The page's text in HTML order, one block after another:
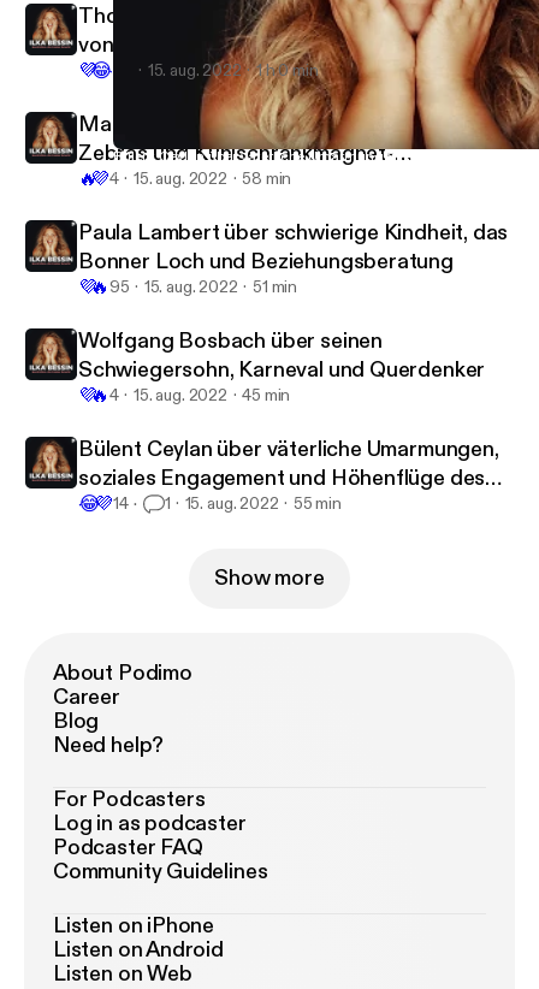
Bülent Ceylan über väterliche Umarmungen, soziales
Geschichten, die (k)einer braucht mit Ilka Bessin
Thomas Rath über Leggins, Mode in Zeiten
von Corona und Holiday on Ice-Kostüme
💜😂 15. aug. 2022 1 h 0 min
Markus Krebs über Pizza-Taxis, geklaute
Zebras und Kühlschrankmagnet-
Sammlungen
🔥💜4 15. aug. 2022 58 min
Paula Lambert über schwierige Kindheit, das
Bonner Loch und Beziehungsberatung
💜🔥 95 15. aug. 2022 51 min
Wolfgang Bosbach über seinen
Schwiegersohn, Karneval und Querdenker
💜🔥4 15. aug. 2022 45 min
Bülent Ceylan über väterliche Umarmungen,
soziales Engagement und Höhenflüge des
Erfolgs
😂💜14 1 15. aug. 2022 55 min
Show more
About Podimo
Career
Blog
Need help?
For Podcasters
Log in as podcaster
Podcaster FAQ
Community Guidelines
Listen on iPhone
Listen on Android
Listen on Web